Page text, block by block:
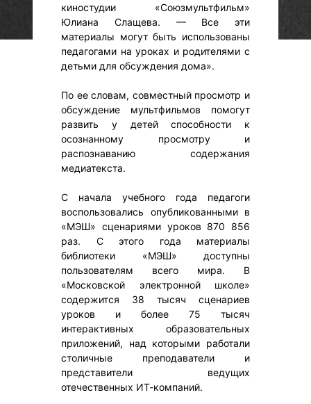
киностудии «Союзмультфильм»
Юлиана Слащева. — Все эти
материалы могут быть использованы
педагогами на уроках и родителями с
детьми для обсуждения дома».
По ее словам, совместный просмотр и
обсуждение мультфильмов помогут
развить у детей способности к
осознанному просмотру и
распознаванию содержания
медиатекста.
С начала учебного года педагоги
воспользовались опубликованными в
«МЭШ» сценариями уроков 870 856
раз. С этого года материалы
библиотеки «МЭШ» доступны
пользователям всего мира. В
«Московской электронной школе»
содержится 38 тысяч сценариев
уроков и более 75 тысяч
интерактивных образовательных
приложений, над которыми работали
столичные преподаватели и
представители ведущих
отечественных ИТ-компаний.